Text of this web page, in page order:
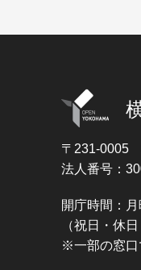
〒231-0005
法人番号：
開庁時間：
（祝日・休
※一部の窓口